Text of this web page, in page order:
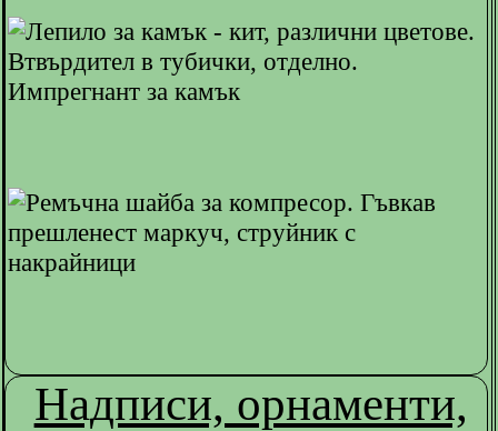
Надписи, орнаменти,